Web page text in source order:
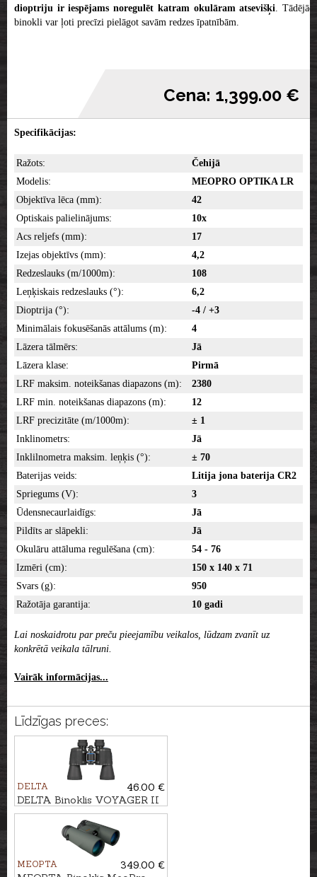
dioptriju ir iespējams noregulēt katram okulāram atsevišķi . Tādējādi
binokli var ļoti precīzi pielāgot savām redzes īpatnībām.
Cena: 1,399.00 €
Specifikācijas:
Ražots:
Čehijā
Modelis:
MEOPRO OPTIKA LR
Objektīva lēca (mm):
42
Optiskais palielinājums:
10x
Acs reljefs (mm):
17
Izejas objektīvs (mm):
4,2
Redzeslauks (m/1000m):
108
Leņķiskais redzeslauks (°):
6,2
Dioptrija (°):
-4 / +3
Minimālais fokusēšanās attālums (m):
4
Lāzera tālmērs:
Jā
Lāzera klase:
Pirmā
LRF maksim. noteikšanas diapazons (m):
2380
LRF min. noteikšanas diapazons (m):
12
LRF precizitāte (m/1000m):
± 1
Inklinometrs:
Jā
Inklilnometra maksim. leņķis (°):
± 70
Baterijas veids:
Litija jona baterija CR2
Spriegums (V):
3
Ūdensnecaurlaidīgs:
Jā
Pildīts ar slāpekli:
Jā
Okulāru attāluma regulēšana (cm):
54 - 76
Izmēri (cm):
150 x 140 x 71
Svars (g):
950
Ražotāja garantija:
10 gadi
Lai noskaidrotu par preču pieejamību veikalos, lūdzam zvanīt uz
konkrētā veikala tālruni.
Vairāk informācijas...
Līdzīgas preces:
DELTA
46.00 €
DELTA Binoklis VOYAGER II
10x50 WA
MEOPTA
349.00 €